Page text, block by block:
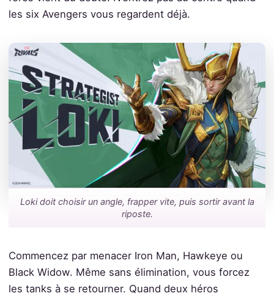
les six Avengers vous regardent déjà.
Loki doit choisir un angle, frapper vite, puis sortir avant la
riposte.
Commencez par menacer Iron Man, Hawkeye ou
Black Widow. Même sans élimination, vous forcez
les tanks à se retourner. Quand deux héros